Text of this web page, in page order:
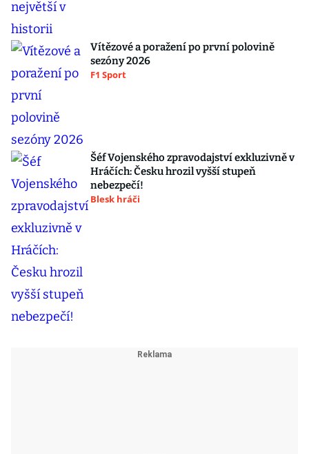
Vítězové a poražení po první polovině
sezóny 2026
F1 Sport
Šéf Vojenského zpravodajství exkluzivně v
Hráčích: Česku hrozil vyšší stupeň
nebezpečí!
Blesk hráči